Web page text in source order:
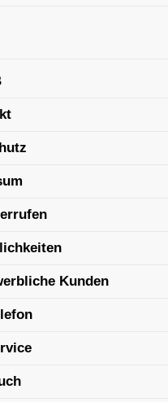
Kunden